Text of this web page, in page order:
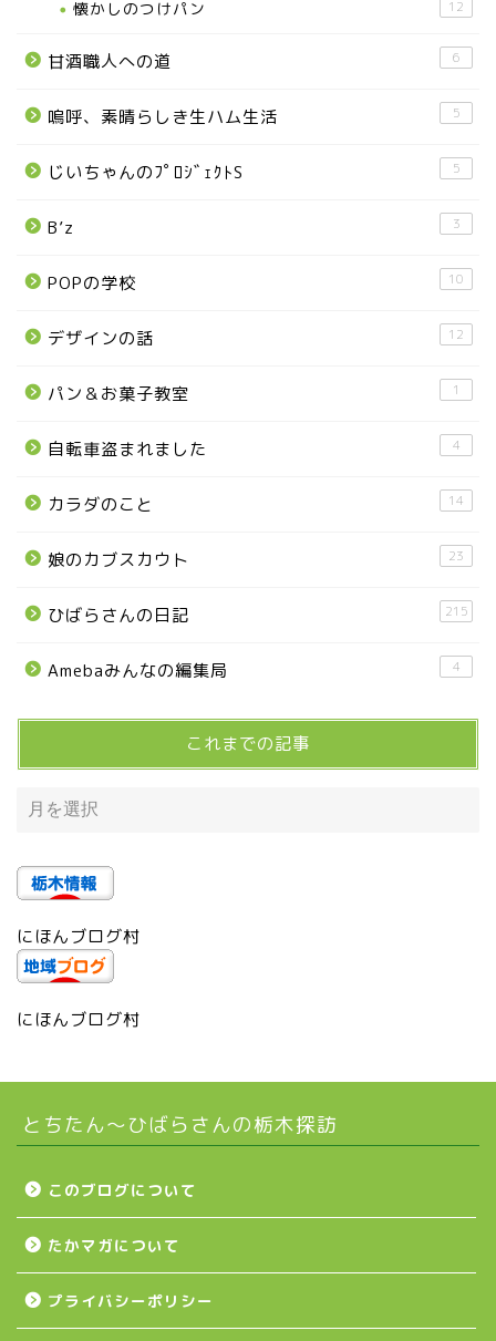
懐かしのつけパン 12
甘酒職人への道 6
嗚呼、素晴らしき生ハム生活 5
じいちゃんのﾌﾟﾛｼﾞｪｸﾄS 5
B’z 3
POPの学校 10
デザインの話 12
パン＆お菓子教室 1
自転車盗まれました 4
カラダのこと 14
娘のカブスカウト 23
ひばらさんの日記 215
Amebaみんなの編集局 4
これまでの記事
にほんブログ村
にほんブログ村
とちたん〜ひばらさんの栃木探訪
このブログについて
たかマガについて
プライバシーポリシー
宇都宮の震災後の様子